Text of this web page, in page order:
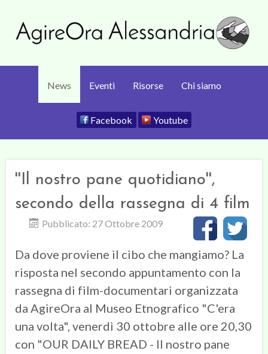
News Eventi Risorse Chi siamo
Facebook Youtube
''Il nostro pane quotidiano'',
secondo della rassegna di 4 film
Pubblicato: 27 Ottobre 2009
Da dove proviene il cibo che mangiamo? La
risposta nel secondo appuntamento con la
rassegna di film-documentari organizzata
da AgireOra al Museo Etnografico "C'era
una volta", venerdì 30 ottobre alle ore 20,30
con "OUR DAILY BREAD - Il nostro pane